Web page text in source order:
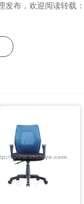
发布，欢迎阅读转载：